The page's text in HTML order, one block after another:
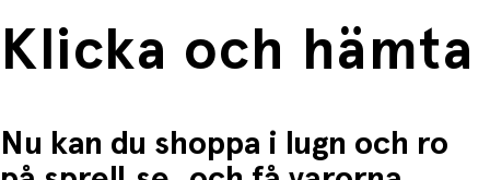
Klicka och hämta
Nu kan du shoppa i lugn och ro